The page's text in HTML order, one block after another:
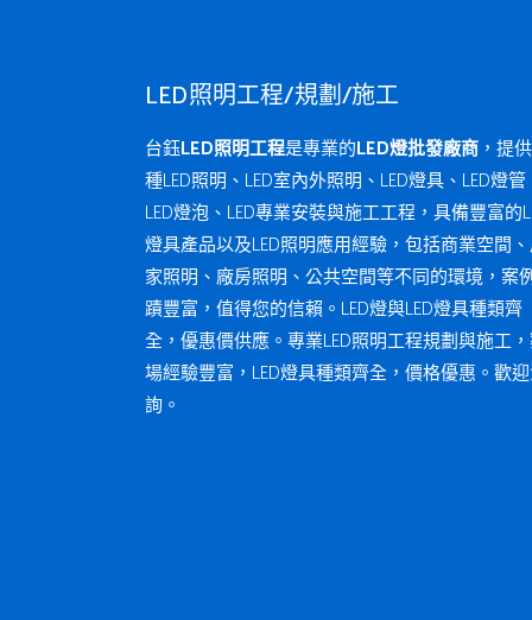
LED照明工程/規劃/施工
台鈺LED照明工程是專業的LED燈批發廠商 ，提
種LED照明、LED室內外照明、LED燈具、LED燈
LED燈泡、LED專業安裝與施工工程，具備豐富的
燈具產品以及LED照明應用經驗，包括商業空間
家照明、廠房照明、公共空間等不同的環境，案
蹟豐富，值得您的信賴。LED燈與LED燈具種類齊
全，優惠價供應。專業LED照明工程規劃與施工
場經驗豐富，LED燈具種類齊全，價格優惠。歡
詢。